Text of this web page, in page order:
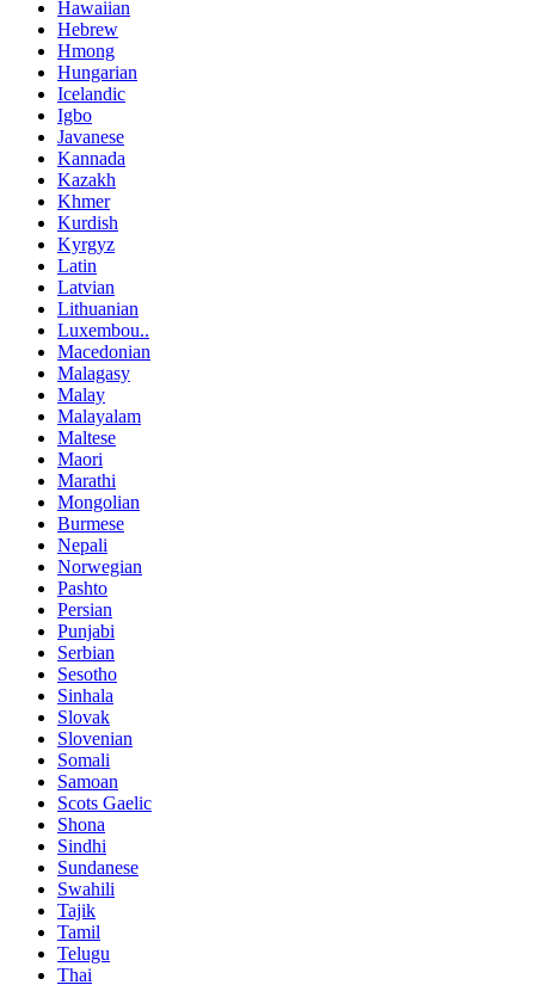
Hawaiian
Hebrew
Hmong
Hungarian
Icelandic
Igbo
Javanese
Kannada
Kazakh
Khmer
Kurdish
Kyrgyz
Latin
Latvian
Lithuanian
Luxembou..
Macedonian
Malagasy
Malay
Malayalam
Maltese
Maori
Marathi
Mongolian
Burmese
Nepali
Norwegian
Pashto
Persian
Punjabi
Serbian
Sesotho
Sinhala
Slovak
Slovenian
Somali
Samoan
Scots Gaelic
Shona
Sindhi
Sundanese
Swahili
Tajik
Tamil
Telugu
Thai